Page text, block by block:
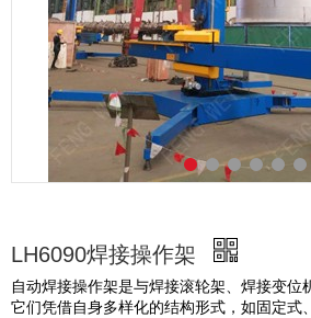
LH6090焊接操作架
自动焊接操作架是与焊接滚轮架、焊接变位
它们凭借自身多样化的结构形式，如固定式